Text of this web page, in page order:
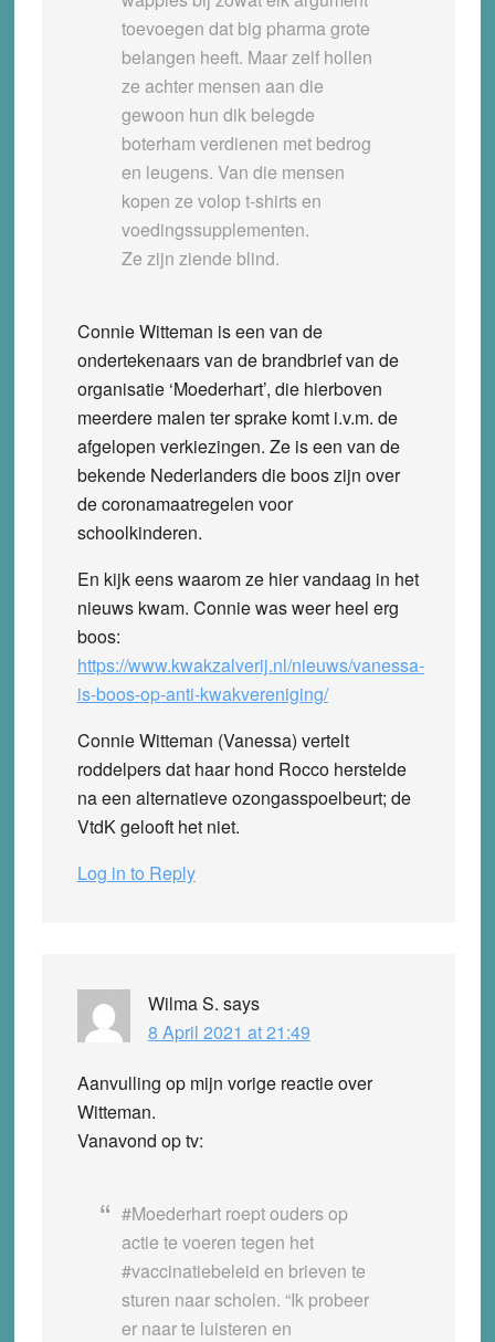
toevoegen dat big pharma grote
belangen heeft. Maar zelf hollen
ze achter mensen aan die
gewoon hun dik belegde
boterham verdienen met bedrog
en leugens. Van die mensen
kopen ze volop t-shirts en
voedingssupplementen.
Ze zijn ziende blind.
Connie Witteman is een van de
ondertekenaars van de brandbrief van de
organisatie ‘Moederhart’, die hierboven
meerdere malen ter sprake komt i.v.m. de
afgelopen verkiezingen. Ze is een van de
bekende Nederlanders die boos zijn over
de coronamaatregelen voor
schoolkinderen.
En kijk eens waarom ze hier vandaag in het
nieuws kwam. Connie was weer heel erg
boos:
https://www.kwakzalverij.nl/nieuws/vanessa-
is-boos-op-anti-kwakvereniging/
Connie Witteman (Vanessa) vertelt
roddelpers dat haar hond Rocco herstelde
na een alternatieve ozongasspoelbeurt; de
VtdK gelooft het niet.
Log in to Reply
Wilma S. says
8 April 2021 at 21:49
Aanvulling op mijn vorige reactie over
Witteman.
Vanavond op tv:
#Moederhart roept ouders op
actie te voeren tegen het
#vaccinatiebeleid en brieven te
sturen naar scholen. “Ik probeer
er naar te luisteren en